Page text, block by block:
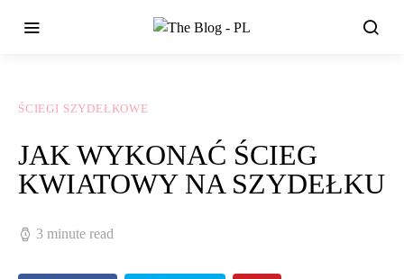
ŚCIEGI SZYDEŁKOWE
JAK WYKONAĆ ŚCIEG
KWIATOWY NA SZYDEŁKU
3 minute read